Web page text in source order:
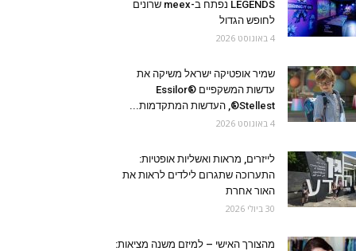
LEGENDS נפתח ב-meex שרונים
לחופש הגדול
4 באוגוסט 2026
שמיר אופטיקה ישראל משיקה את
עדשות המשקפיים Essilor®
Stellest®, העדשות המתקדמות...
4 באוגוסט 2026
לייזרים, מראות ואשליות אופטיות:
התערוכה שתגרום לילדים לראות את
האור אחרת
30 ביולי 2026
מהצורך האישי – למיזם משנה מציאות: